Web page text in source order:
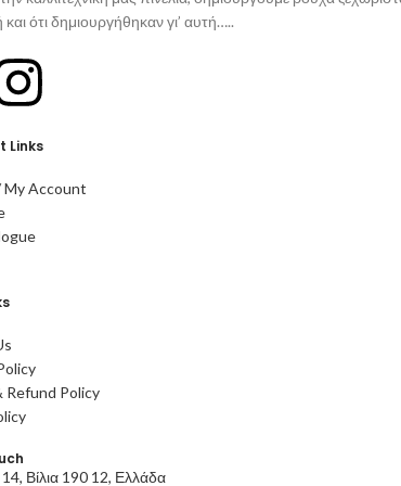
ότι δημιουργήθηκαν γι’ αυτή…..
Links
My Account
Refund Policy
Βίλια 190 12, Ελλάδα